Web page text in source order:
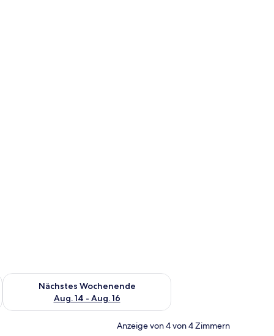
Aug. 7 - Aug. 9.
Nächstes Wochenende
Aug. 14 - Aug. 16
Überprüfe die Verfügbarkeit für nächstes Wochenende, Aug.
Anzeige von 4 von 4 Zimmern